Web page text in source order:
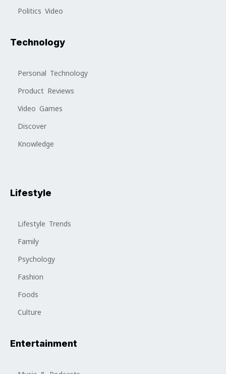
Politics Video
Technology
Personal Technology
Product Reviews
Video Games
Discover
Knowledge
Lifestyle
Lifestyle Trends
Family
Psychology
Fashion
Foods
Culture
Entertainment